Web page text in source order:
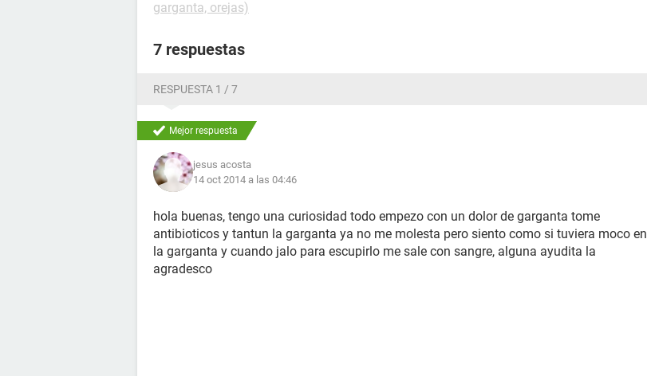
garganta, orejas)
7 respuestas
RESPUESTA 1 / 7
Mejor respuesta
jesus acosta
14 oct 2014 a las 04:46
hola buenas, tengo una curiosidad todo empezo con un dolor de garganta tome
antibioticos y tantun la garganta ya no me molesta pero siento como si tuviera moco en
la garganta y cuando jalo para escupirlo me sale con sangre, alguna ayudita la
agradesco